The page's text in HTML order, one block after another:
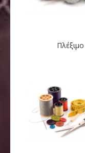
Πλέξιμο